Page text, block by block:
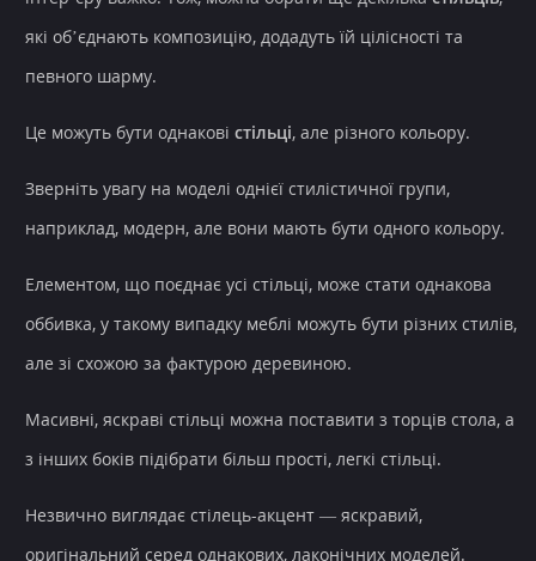
які об’єднають композицію, додадуть їй цілісності та
певного шарму.
Це можуть бути однакові стільці, але різного кольору.
Зверніть увагу на моделі однієї стилістичної групи,
наприклад, модерн, але вони мають бути одного кольору.
Елементом, що поєднає усі стільці, може стати однакова
оббивка, у такому випадку меблі можуть бути різних стилів,
але зі схожою за фактурою деревиною.
Масивні, яскраві стільці можна поставити з торців стола, а
з інших боків підібрати більш прості, легкі стільці.
Незвично виглядає стілець-акцент — яскравий,
оригінальний серед однакових, лаконічних моделей.